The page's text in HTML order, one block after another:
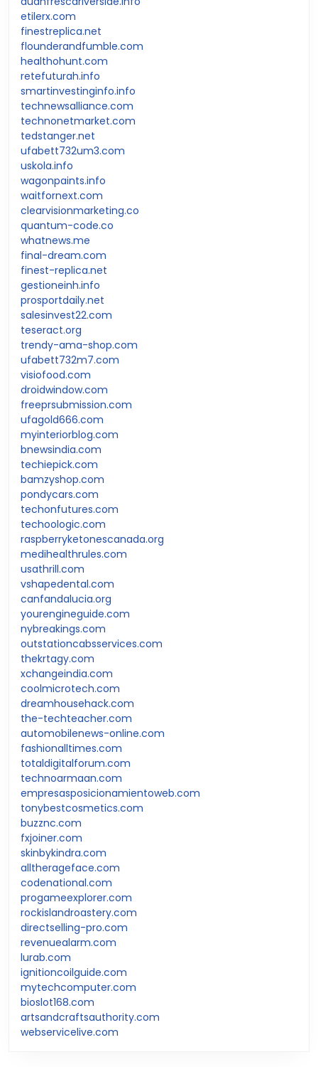
etilerx.com
finestreplica.net
flounderandfumble.com
healthohunt.com
retefuturah.info
smartinvestinginfo.info
technewsalliance.com
technonetmarket.com
tedstanger.net
ufabett732um3.com
uskola.info
wagonpaints.info
waitfornext.com
clearvisionmarketing.co
quantum-code.co
whatnews.me
final-dream.com
finest-replica.net
gestioneinh.info
prosportdaily.net
salesinvest22.com
teseract.org
trendy-ama-shop.com
ufabett732m7.com
visiofood.com
droidwindow.com
freeprsubmission.com
ufagold666.com
myinteriorblog.com
bnewsindia.com
techiepick.com
bamzyshop.com
pondycars.com
techonfutures.com
techoologic.com
raspberryketonescanada.org
medihealthrules.com
usathrill.com
vshapedental.com
canfandalucia.org
yourengineguide.com
nybreakings.com
outstationcabsservices.com
thekrtagy.com
xchangeindia.com
coolmicrotech.com
dreamhousehack.com
the-techteacher.com
automobilenews-online.com
fashionalltimes.com
totaldigitalforum.com
technoarmaan.com
empresasposicionamientoweb.com
tonybestcosmetics.com
buzznc.com
fxjoiner.com
skinbykindra.com
alltherageface.com
codenational.com
progameexplorer.com
rockislandroastery.com
directselling-pro.com
revenuealarm.com
lurab.com
ignitioncoilguide.com
mytechcomputer.com
bioslot168.com
artsandcraftsauthority.com
webservicelive.com